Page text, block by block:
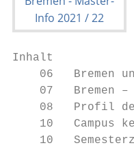
Inhalt
06   Bremen
07   Bremen –
08   Profil
10   Campus
10